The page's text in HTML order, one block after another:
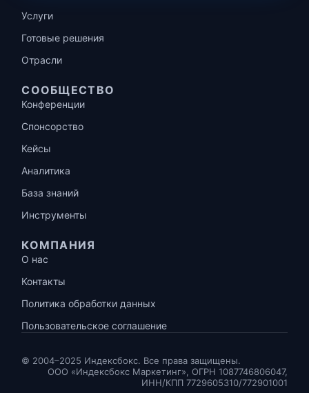
Услуги
Готовые решения
Отрасли
СООБЩЕСТВО
Конференции
Спонсорство
Кейсы
Аналитика
База знаний
Инструменты
КОМПАНИЯ
О нас
Контакты
Политика обработки данных
Пользовательское соглашение
© 2004–2025 Индексбокс. Все права защищены.
ООО «Индексбокс Маркетинг», ОГРН 1087746806047,
ИНН/КПП 7729605310/772901001